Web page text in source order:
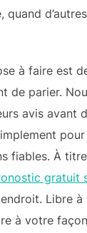
quand
à faire est
de parier.
avis avant
pour
fiables. À
gratuit
Libre à
à votre